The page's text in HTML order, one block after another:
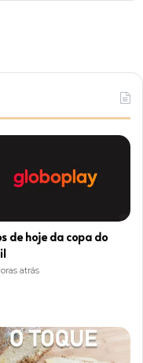
de hoje da copa do
atrás